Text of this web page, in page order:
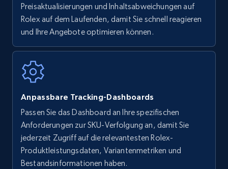
URL, Product name, Product rating, Product
rating object, Product rating max, Rating,
Author name, Asin, and more.
URL, Final price, Sku, Currency, Gtin,
Specifications, Image urls, Top reviews, and
more.
Preisaktualisierungen und Inhaltsabweichungen auf
Rolex auf dem Laufenden, damit Sie schnell reagieren
und Ihre Angebote optimieren können.
Anpassbare Tracking-Dashboards
Passen Sie das Dashboard an Ihre spezifischen
Anforderungen zur SKU-Verfolgung an, damit Sie
jederzeit Zugriff auf die relevantesten Rolex-
Produktleistungsdaten, Variantenmetriken und
Bestandsinformationen haben.